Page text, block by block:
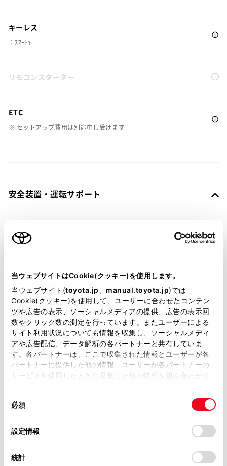
当ウェブサイトはCookie(クッキー)を使用します。
当ウェブサイト(toyota.jp manual.toyota.jp)では
Cookie(クッキー)を使用して、ユーザーに合わせたコンテン
ツや広告の表示、ソーシャルメディアの提供、広告の表示回
数やクリック数の測定を行っています。またユーザーによる
サイト利用状況についても情報を収集し、ソーシャルメディ
アや広告配信、データ解析の各パートナーと共有していま
す。各パートナーは、ここで収集された情報とユーザーが各
パートナーに提供した他の情報、ユーザーが各パートナーの
サービスを使用したときに収集した他の情報を組み合わせて
使用することがあります。当ウェブサイトの使用を続行する
デバイスにすべてのCookie(クッキー)が保存されることに同
意したことになります。Cookie(クッキー)のオプトアウト、
設定の変更、同意を撤回したりするにあたっては、当社の
「Cookie（クッキー）情報の取り扱いについて 」をご覧くだ
必須
設定情報
統計
キーレス
：ｽﾏｰﾄｷ-
リモコンスターター
ETC
※ セットアップ費用は別途申し受けます
安全装置・運転サポート
サポカー
衝突被害軽減ブレーキ
○（対車両・歩行者）
車線逸脱警報
クルーズコントロール
先進ライト